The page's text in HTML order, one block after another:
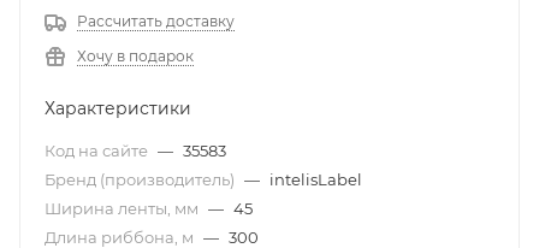
Рассчитать доставку
Хочу в подарок
Характеристики
Код на сайте — 35583
Бренд (производитель) — intelisLabel
Ширина ленты, мм — 45
Длина риббона, м — 300